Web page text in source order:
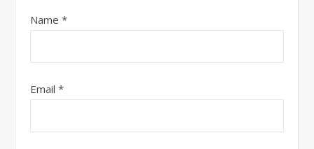
Name *
Email *